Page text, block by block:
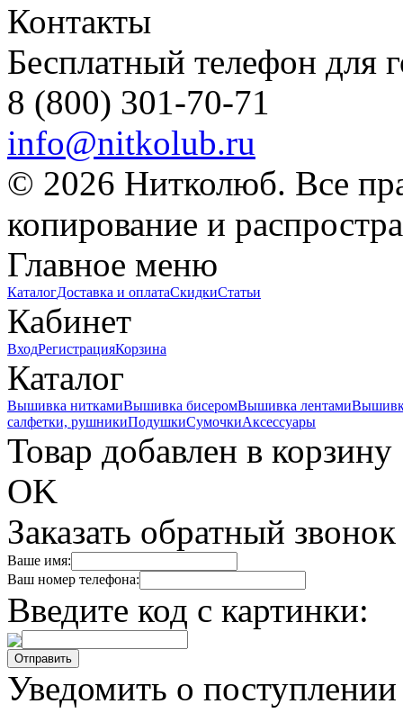
Контакты
Бесплатный телефон для
8 (800) 301-70-71
info@nitkolub.ru
© 2026 Нитколюб. Все
копирование и
Главное меню
КаталогДоставка и оплатаСкидкиСтатьи
Кабинет
ВходРегистрацияКорзина
Каталог
Вышивка ниткамиВышивка бисеромВышивка лентами
салфетки, рушникиПодушкиСумочкиАксессуары
Товар добавлен в корзину
OK
Заказать обратный звонок
Ваше имя:
Ваш номер телефона:
Введите код с картинки:
Уведомить о поступлении